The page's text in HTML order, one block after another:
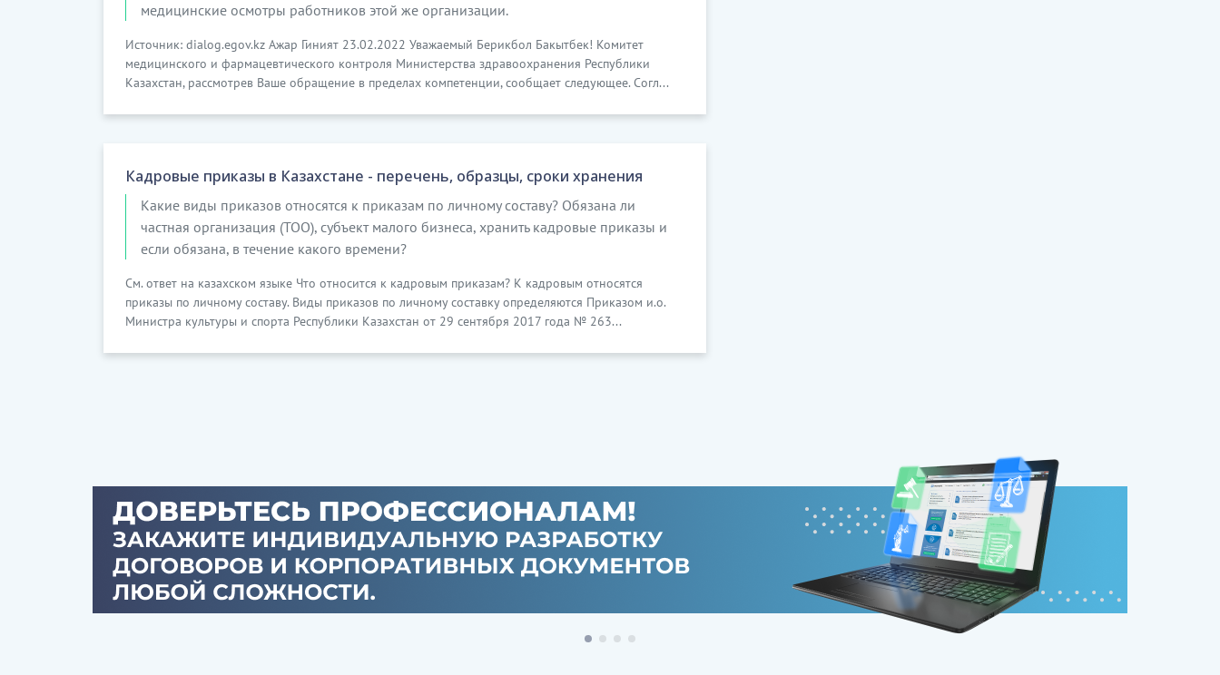
медицинские осмотры работников этой же организации.
Источник: dialog.egov.kz Ажар Гиният 23.02.2022 Уважаемый Берикбол Бакытбек! Комитет
медицинского и фармацевтического контроля Министерства здравоохранения Республики
Казахстан, рассмотрев Ваше обращение в пределах компетенции, сообщает следующее. Согл...
Кадровые приказы в Казахстане - перечень, образцы, сроки хранения
Какие виды приказов относятся к приказам по личному составу? Обязана ли
частная организация (ТОО), субъект малого бизнеса, хранить кадровые приказы и
если обязана, в течение какого времени?
См. ответ на казахском языке Что относится к кадровым приказам? К кадровым относятся
приказы по личному составу. Виды приказов по личному составку определяются Приказом и.о.
Министра культуры и спорта Республики Казахстан от 29 сентября 2017 года № 263...